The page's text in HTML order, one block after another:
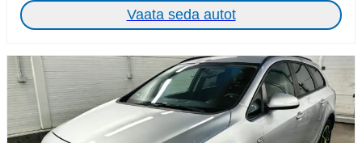
Vaata seda autot